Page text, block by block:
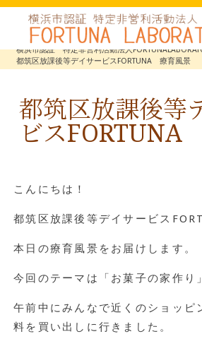
横浜市認証 特定非営利活動法人
都筑区放課後等デイサービスFORTUNA 療育風景
都筑区放課後等
ビスFORTUNA
こんにちは！
都筑区放課後等デイサービス
本日の療育風景をお届けします。
今回のテーマは「お菓子の家作り
午前中にみんなで近くのショッピ
料を買い出しに行きました。